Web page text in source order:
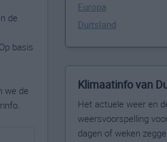
de
basis
we de
Europa
Duitsland
Klimaatinfo van
Het actuele weer en
weersvoorspelling
dagen of weken